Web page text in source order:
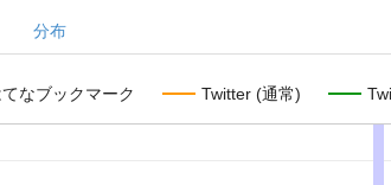
分布
てなブックマーク Twitter (通常)